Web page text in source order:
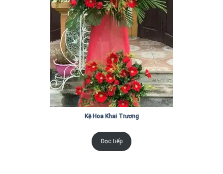
Kệ Hoa Khai Trương
Đọc tiếp